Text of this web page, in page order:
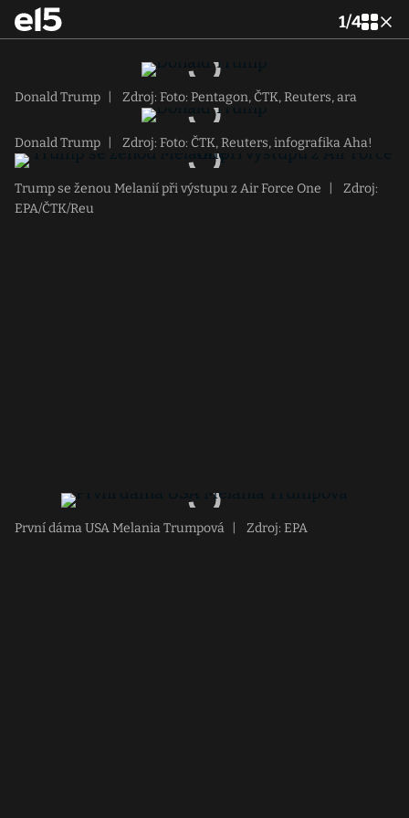
1/4
Donald Trump Zdroj: Foto: Pentagon, ČTK, Reuters, ara
Donald Trump Zdroj: Foto: ČTK, Reuters, infografika Aha!
Trump se ženou Melanií při výstupu z Air Force One
Zdroj:
EPA/ČTK/Reu
První dáma USA Melania Trumpová Zdroj: EPA